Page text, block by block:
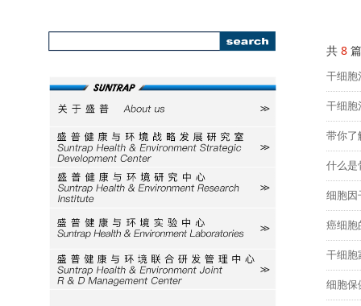
共 8
干细胞
干细胞
带你了
什么是
细胞因
癌细胞
干细胞
细胞保
关于盛普
研究室
研究中心
实验中心
研发中心
111111